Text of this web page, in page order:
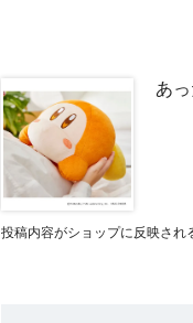
あ
投稿内容がショップに反映され